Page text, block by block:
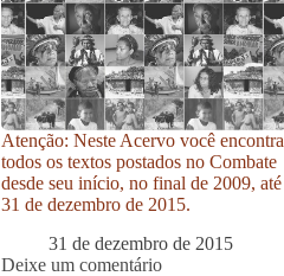
Atenção: Neste Acervo você encontra
todos os textos postados no Combate
desde seu início, no final de 2009, até
31 de dezembro de 2015.
31 de dezembro de 2015
Deixe um comentário